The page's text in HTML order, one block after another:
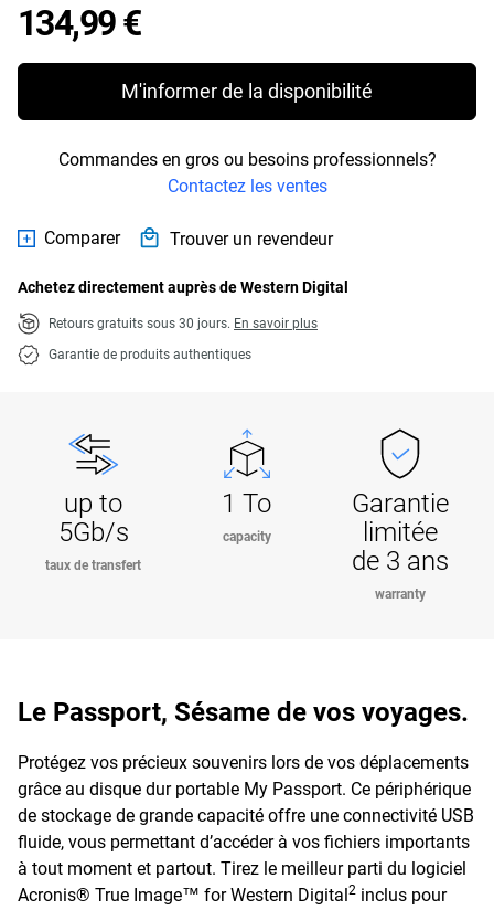
134,99 €Price 134,99 €
M'informer de la disponibilité
Commandes en gros ou besoins professionnels?
Contactez les ventes
Comparer Trouver un revendeur
Achetez directement auprès de Western Digital
Retours gratuits sous 30 jours. En savoir plus
Garantie de produits authentiques
up to
5Gb/s
taux de transfert
1 To
capacity
Garantie
limitée
de 3 ans
warranty
Le Passport, Sésame de vos voyages.
Protégez vos précieux souvenirs lors de vos déplacements
grâce au disque dur portable My Passport. Ce périphérique
de stockage de grande capacité offre une connectivité USB
fluide, vous permettant d’accéder à vos fichiers importants
à tout moment et partout. Tirez le meilleur parti du logiciel
Acronis® True Image™ for Western Digital2 inclus pour